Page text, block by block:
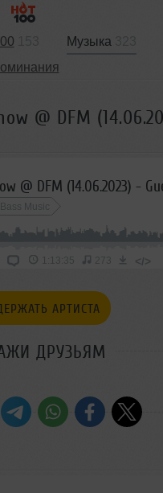
Музыка
@ DFM
Bass Music
1:13:35 273 </>
АРТИСТА
ДРУЗЬЯМ